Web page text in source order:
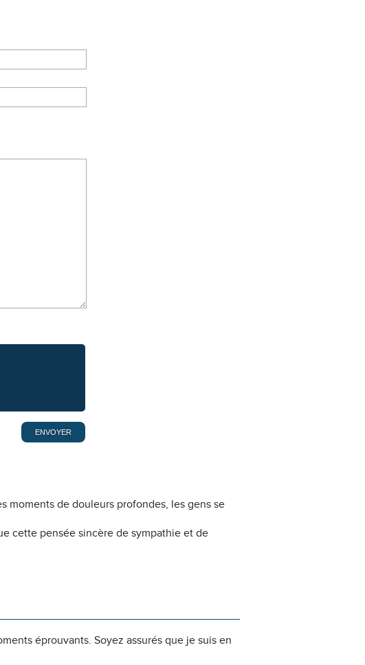
moments de douleurs profondes, les gens se
cette pensée sincère de sympathie et de
éprouvants. Soyez assurés que je suis en